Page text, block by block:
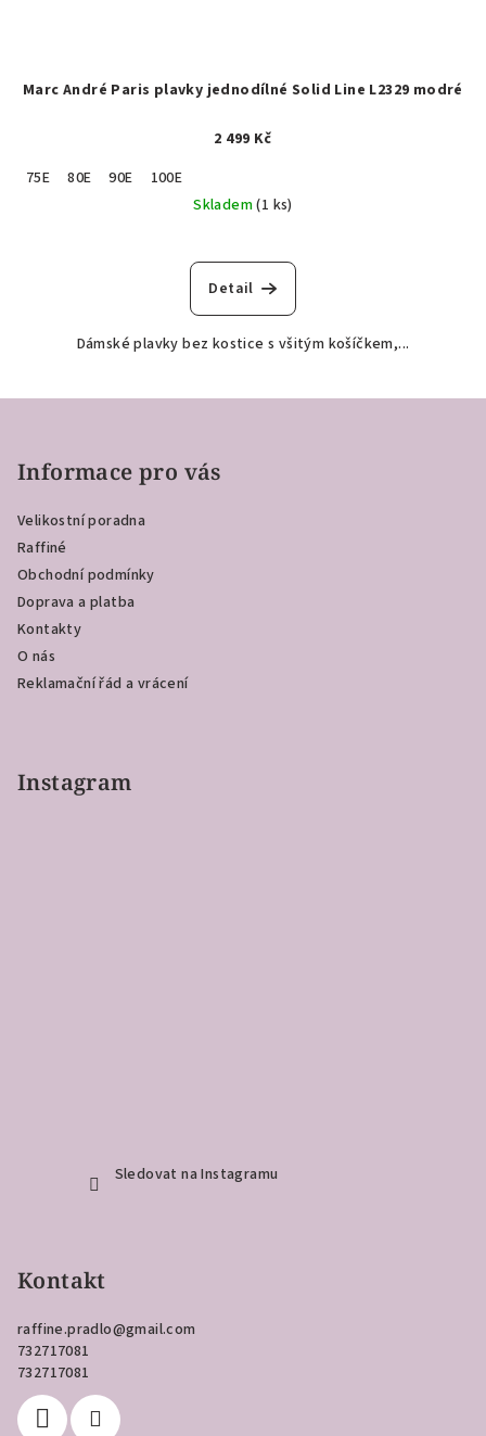
Marc André Paris plavky jednodílné Solid Line L2329 modré
2 499 Kč
75E
80E 90E
100E
Skladem(1 ks)
Detail
Dámské plavky bez kostice s všitým košíčkem,...
Informace pro vás
Velikostní poradna
Raffiné
Obchodní podmínky
Doprava a platba
Kontakty
O nás
Reklamační řád a vrácení
Instagram
Sledovat na Instagramu
Kontakt
raffine.pradlo@gmail.com
732717081
732717081